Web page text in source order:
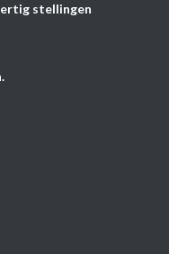
stellingen